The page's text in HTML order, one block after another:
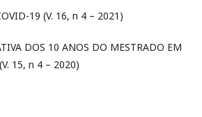
19 (V. 16, n 4 – 2021)
DOS 10 ANOS DO MESTRADO EM
15, n 4 – 2020)